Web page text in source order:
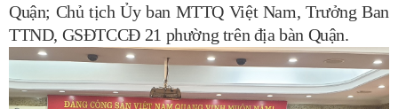
Quận; Chủ tịch Ủy ban MTTQ Việt Nam, Trưởng Ban
TTND, GSĐTCCĐ 21 phường trên địa bàn Quận.